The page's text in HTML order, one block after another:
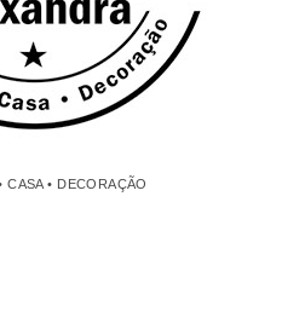
CASA • DECORAÇÃO